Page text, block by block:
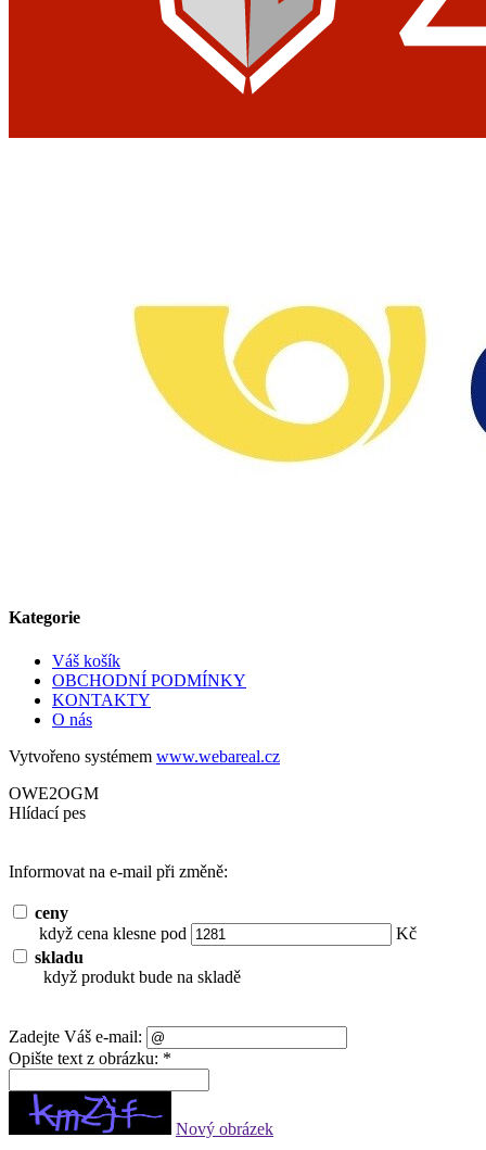
Kategorie
Váš košík
OBCHODNÍ PODMÍNKY
KONTAKTY
O nás
Vytvořeno systémem www.webareal.cz
OWE2OGM
Hlídací pes
Informovat na e-mail při změně:
ceny
když cena klesne pod
Kč
skladu
když produkt bude na skladě
Zadejte Váš e-mail:
Opište text z obrázku: *
Nový obrázek